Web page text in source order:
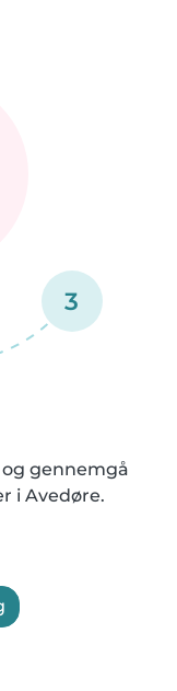
3
gennemgå
i Avedøre.